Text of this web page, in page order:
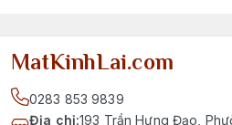
MatKinhLai.com
0283 853 9839
Địa chỉ:193 Trần Hưng Đạo,